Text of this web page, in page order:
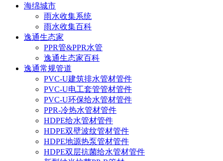
海绵城市
雨水收集系统
雨水收集百科
逸通生态家
PPR管&PPR水管
逸通生态家百科
逸通常规管道
PVC-U建筑排水管材管件
PVC-U电工套管管材管件
PVC-U环保给水管材管件
PPR-冷热水管材管件
HDPE给水管材管件
HDPE双壁波纹管材管件
HDPE地源热泵管材管件
HDPE双层抗菌给水管材管件